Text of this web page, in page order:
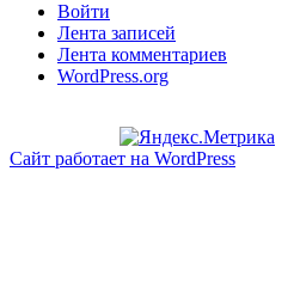
Войти
Лента записей
Лента комментариев
WordPress.org
Сайт работает на WordPress